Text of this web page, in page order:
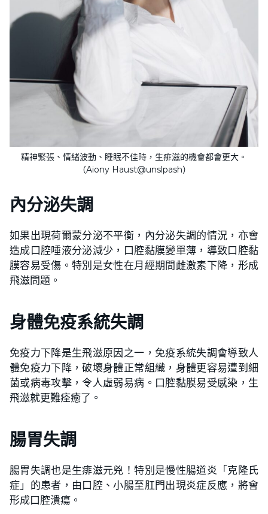
精神緊張、情緒波動、睡眠不佳時，生痱滋的機會都會更大。
（Aiony Haust@unslpash）
內分泌失調
如果出現荷爾蒙分泌不平衡，內分泌失調的情況，亦會
造成口腔唾液分泌減少，口腔黏膜變單薄，導致口腔黏
膜容易受傷。特別是女性在月經期間雌激素下降，形成
飛滋問題。
身體免疫系統失調
免疫力下降是生飛滋原因之一，免疫系統失調會導致人
體免疫力下降，破壞身體正常組織，身體更容易遭到細
菌或病毒攻擊，令人虛弱易病。口腔黏膜易受感染，生
飛滋就更難痊癒了。
腸胃失調
腸胃失調也是生痱滋元兇！特別是慢性腸道炎「克隆氏
症」的患者，由口腔、小腸至肛門出現炎症反應，將會
形成口腔潰瘍。